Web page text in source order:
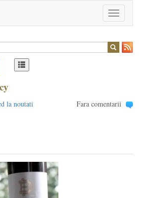
Toggle
navigation
la noutati Fara comentarii